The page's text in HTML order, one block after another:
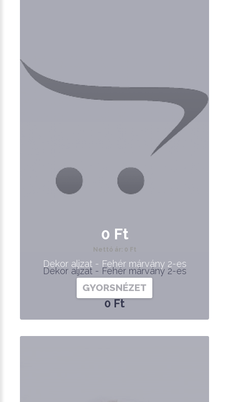
Dekor aljzat - Fehér márvány 2-es
0 Ft
0 Ft
Nettó ár: 0 Ft
Dekor aljzat - Fehér márvány 2-es
GYORSNÉZET